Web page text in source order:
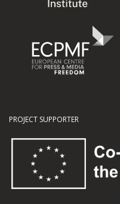
PROJECT SUPPORTER